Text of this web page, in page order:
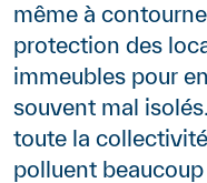
même à
protection des
immeubles pour
souvent mal
toute la
polluent